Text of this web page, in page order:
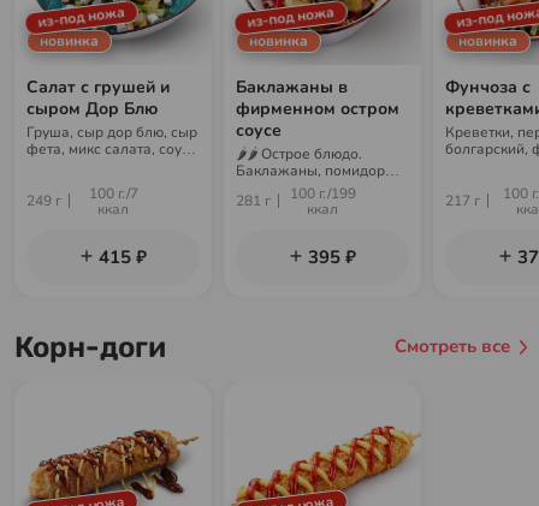
из-под ножа
новинка
Салат с грушей и
сыром Дор Блю
Груша, сыр дор блю, сыр
фета, микс салата, соус
249 г
100 г./7
ккал
415 ₽
из-под ножа
новинка
Баклажаны в
фирменном остром
соусе
🌶🌶 Острое блюдо.
Баклажаны, помидоры
черри, соус чили-гарлик,
соус ореховый, микс
салата, арахис
281 г
100 г./199
ккал
395 ₽
из-под
новинка
Фунчоза с
Креветки,
болгарский,
217 г
100
Корн-доги Смотреть все